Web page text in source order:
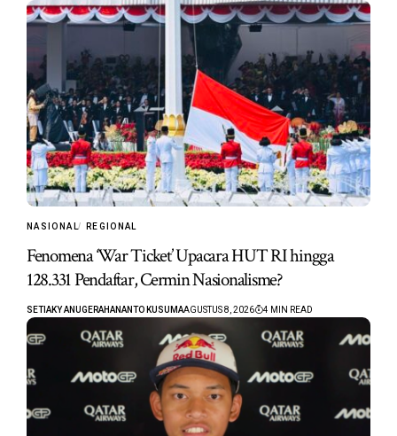
NASIONAL REGIONAL
Fenomena ‘War Ticket’ Upacara HUT RI hingga
128.331 Pendaftar, Cermin Nasionalisme?
SETIAKY ANUGERAHANANTO KUSUMAAGUSTUS 8, 2026 4 MIN READ